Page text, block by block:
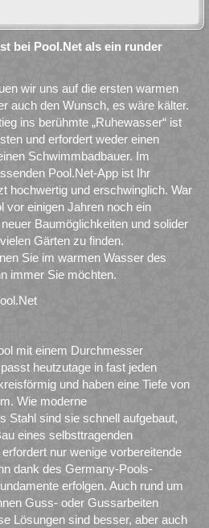
bei Pool.Net als ein runder
wir uns auf die ersten warmen
auch den Wunsch, es wäre kälter.
ins berühmte „Ruhewasser“ ist
und erfordert weder einen
Schwimmbadbauer. Im
Pool.Net-App ist Ihr
hochwertig und erschwinglich. War
vor einigen Jahren noch ein
Baumöglichkeiten und solider
Gärten zu finden.
Sie im warmen Wasser des
immer Sie möchten.
mit einem Durchmesser
heutzutage in fast jeden
und haben eine Tiefe von
Wie moderne
Stahl sind sie schnell aufgebaut,
eines selbsttragenden
nur wenige vorbereitende
dank des Germany-Pools-
erfolgen. Auch rund um
Guss- oder Gussarbeiten
Lösungen sind besser, aber auch